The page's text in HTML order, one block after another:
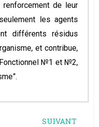
renforcement de leur
les agents
différents résidus
et contribue,
Fonctionnel №1 et №2,
SUIVANT